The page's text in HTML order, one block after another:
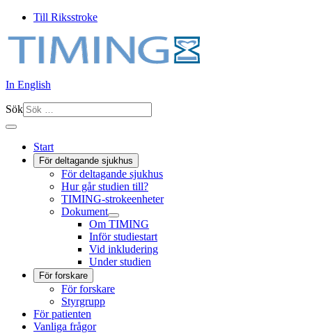
Till Riksstroke
In English
Sök
Start
För deltagande sjukhus
För deltagande sjukhus
Hur går studien till?
TIMING-strokeenheter
Dokument
Om TIMING
Inför studiestart
Vid inkludering
Under studien
För forskare
För forskare
Styrgrupp
För patienten
Vanliga frågor